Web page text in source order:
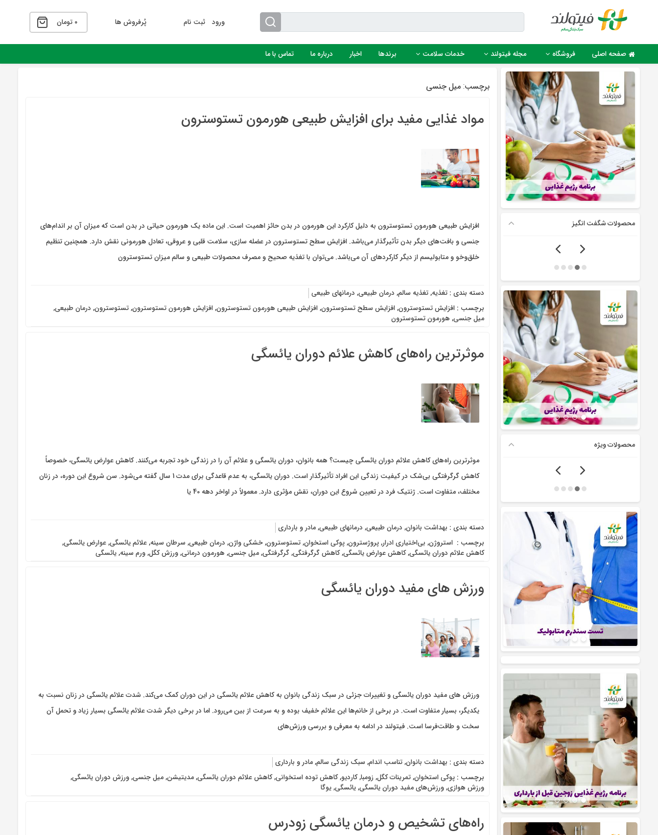
ورود ثبت نام پُرفروش ها ۰ تومان
صفحه اصلی فروشگاه مجله فیتولند خدمات سلامت برندها اخبار درباره ما تماس با ما
برچسب: میل جنسی
مواد غذایی مفید برای افزایش طبیعی هورمون تستوسترون
افزایش طبیعی هورمون تستوسترون به دلیل کارکرد این هورمون در بدن حائز اهمیت است. این ماده یک هورمون حیاتی در بدن است که میزان آن بر اندام‌های
جنسی و بافت‌های دیگر بدن تأثیرگذار می‌باشد. افزایش سطح تستوسترون در عضله‌ سازی، سلامت قلبی و عروقی، تعادل هورمونی نقش دارد. همچنین تنظیم
خلق‌وخو و متابولیسم از دیگر کارکردهای آن می‌باشد. می‌توان با تغذیه صحیح و مصرف محصولات طبیعی و سالم میزان تستوسترون
دسته بندی :تغذیه,تغذیه سالم, درمان طبیعی, درمانهای طبیعی
برچسب :افزایش تستوسترون,افزایش سطح تستوسترون,افزایش طبیعی هورمون تستوسترون,افزایش هورمون تستوسترون,تستوسترون, درمان طبیعی,
میل جنسی, هورمون تستوسترون
موثرترین راه‌های کاهش علائم دوران یائسگی
موثرترین راه‌های کاهش علائم دوران یائسگی چیست؟ همه بانوان، دوران یائسگی و علائم آن را در زندگی خود تجربه می‌کنند. کاهش عوارض یائسگی، خصوصاً
کاهش گرگرفتگی بی‌شک در کیفیت زندگی این افراد تأثیرگذار است. دوران یائسگی، به عدم قاعدگی برای مدت 1 سال گفته می‌شود. سن شروع این دوره، در زنان
مختلف، متفاوت است. ژنتیک فرد در تعیین شروع این دوران، نقش مؤثری دارد. معمولاً در اواخر دهه 40 یا
دسته بندی : بهداشت بانوان, درمان طبیعی, درمانهای طبیعی,مادر و بارداری
برچسب : ‌ استروژن, بی‌اختیاری ادرار,پروژسترون,پوکی استخوان,تستوسترون,خشکی واژن, درمان طبیعی, سرطان سینه,علائم یائسگی,عوارض یائسگی,
کاهش علائم دوران یائسگی,کاهش عوارض یائسگی,کاهش گرگرفتگی,گرگرفتگی,میل جنسی, هورمون درمانی,ورزش کگل,ورم سینه,یائسگی
ورزش های مفید دوران یائسگی
ورزش های مفید دوران یائسگی و تغییرات جزئی در سبک زندگی بانوان به کاهش علائم یائسگی در این دوران کمک می‌کند. شدت علائم یائسگی در زنان نسبت به
یکدیگر، بسیار متفاوت است. در برخی از خانم‌ها این علائم خفیف بوده و به سرعت از بین می‌رود. اما در برخی دیگر شدت علائم یائسگی بسیار زیاد و تحمل آن
سخت و طاقت‌فرسا است. فیتولند در ادامه به معرفی و بررسی ورزش‌های
دسته بندی : بهداشت بانوان,تناسب اندام, سبک زندگی سالم,مادر و بارداری
برچسب :پوکی استخوان,تمرینات کگل, زومبا,کاردیو,کاهش توده استخوانی,کاهش علائم دوران یائسگی,مدیتیشن,میل جنسی,ورزش دوران یائسگی,
ورزش هوازی,ورزش‌های مفید دوران یائسگی,یائسگی,یوگا
راه‌های تشخیص و درمان یائسگی زودرس
محصولات شگفت انگیز
محصولات ویژه